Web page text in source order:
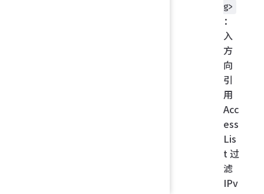
g>
：
入
方
向
引
用
Acc
ess
Lis
t 过
滤
IPv